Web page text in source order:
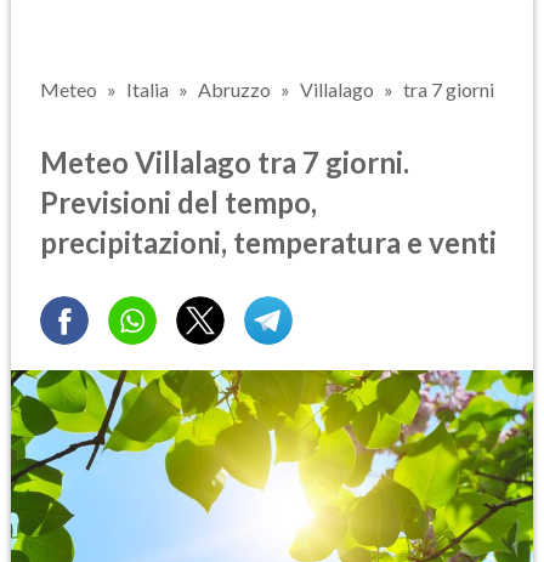
Meteo Italia Abruzzo Villalago tra 7 giorni
Meteo Villalago tra 7 giorni.
Previsioni del tempo,
precipitazioni, temperatura e venti